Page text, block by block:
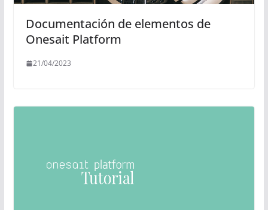
Documentación de elementos de
Onesait Platform
21/04/2023